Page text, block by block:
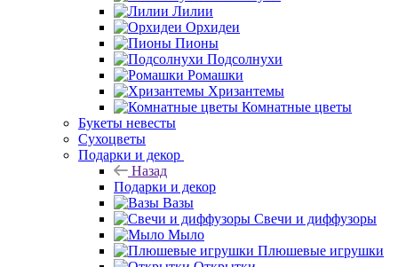
Лилии
Орхидеи
Пионы
Подсолнухи
Ромашки
Хризантемы
Комнатные цветы
Букеты невесты
Сухоцветы
Подарки и декор
Назад
Подарки и декор
Вазы
Свечи и диффузоры
Мыло
Плюшевые игрушки